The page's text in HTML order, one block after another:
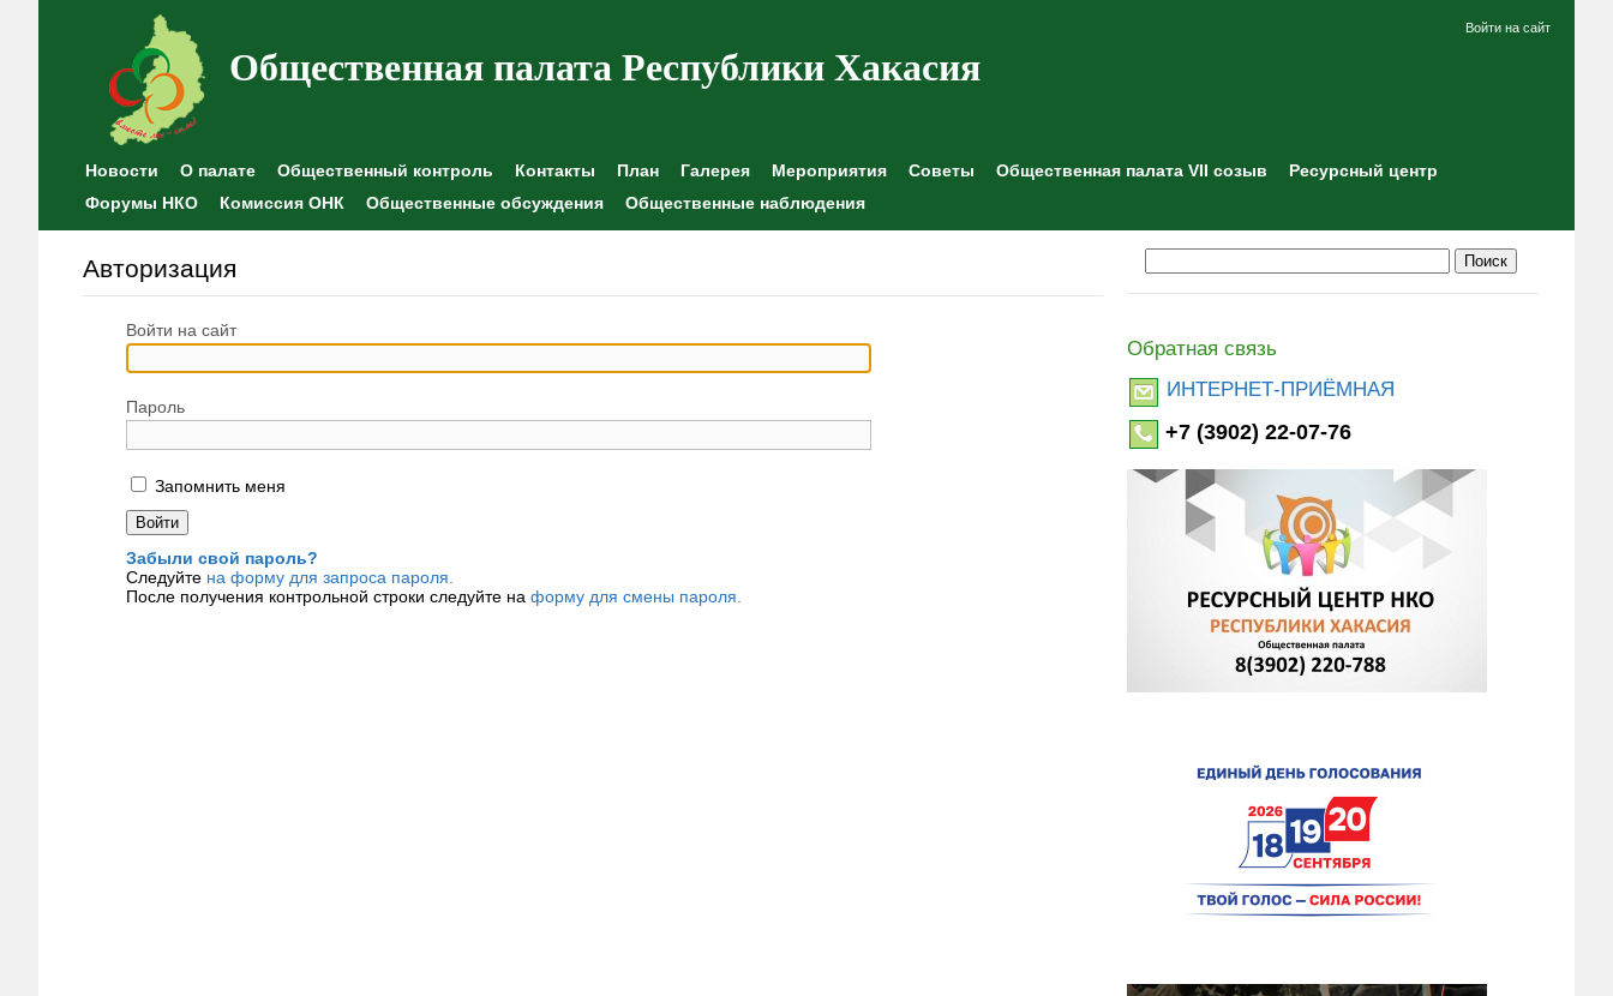
Общественная палата Республики Хакасия
Войти на сайт
Новости О палате Общественный контроль Контакты План Галерея Мероприятия Советы Общественная палата VII созыв
Ресурсный центр
Форумы НКО
Комиссия ОНК Общественные обсуждения Общественные наблюдения
Авторизация
Войти на сайт
Пароль
Запомнить меня
Забыли свой пароль?
Следуйте на форму для запроса пароля.
После получения контрольной строки следуйте на форму для смены пароля.
Обратная связь
ИНТЕРНЕТ-ПРИЁМНАЯ
+7 (3902) 22-07-76